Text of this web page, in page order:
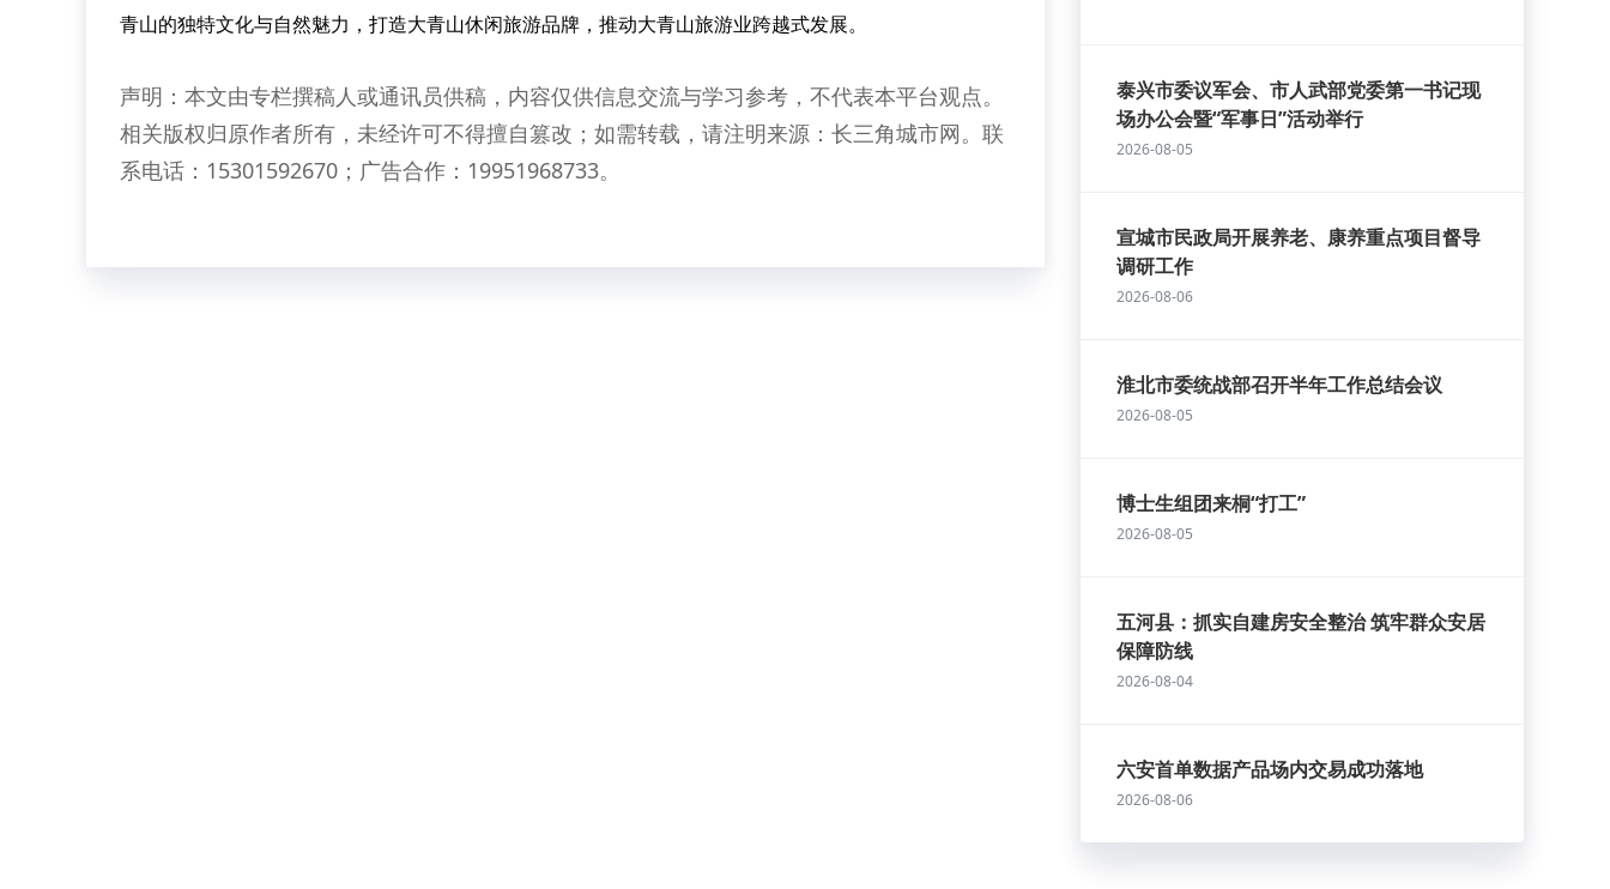
青山的独特文化与自然魅力，打造大青山休闲旅游品牌，推动大青山旅游业跨越式发展。
声明：本文由专栏撰稿人或通讯员供稿，内容仅供信息交流与学习参考，不代表本平台观点。
相关版权归原作者所有，未经许可不得擅自篡改；如需转载，请注明来源：长三角城市网。联
系电话：15301592670；广告合作：19951968733。
泰兴市委议军会、市人武部党委第一书记现
场办公会暨“军事日”活动举行
2026-08-05
宣城市民政局开展养老、康养重点项目督导
调研工作
2026-08-06
淮北市委统战部召开半年工作总结会议
2026-08-05
博士生组团来桐“打工”
2026-08-05
五河县：抓实自建房安全整治 筑牢群众安居
保障防线
2026-08-04
六安首单数据产品场内交易成功落地
2026-08-06